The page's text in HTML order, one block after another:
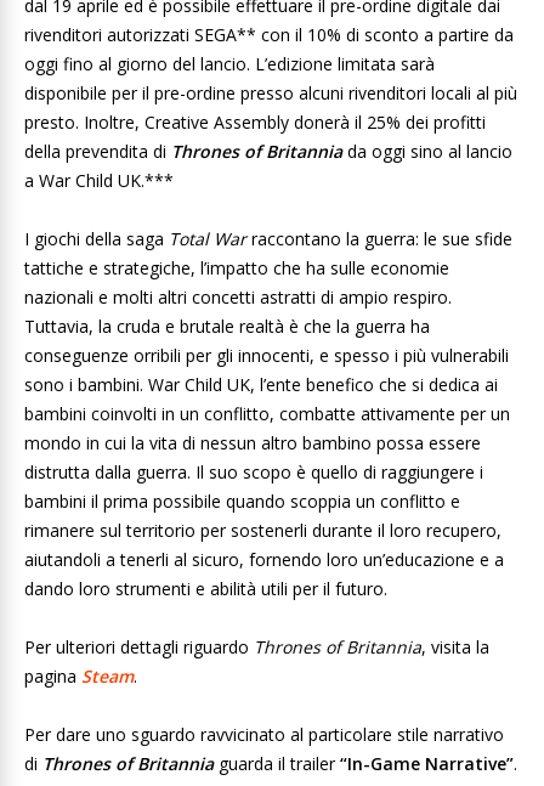
dal 19 aprile ed è possibile effettuare il pre-ordine digitale dai
rivenditori autorizzati SEGA** con il 10% di sconto a partire da
oggi fino al giorno del lancio. L’edizione limitata sarà
disponibile per il pre-ordine presso alcuni rivenditori locali al più
presto. Inoltre, Creative Assembly donerà il 25% dei profitti
della prevendita di Thrones of Britanniada oggi sino al lancio
a War Child UK.***
I giochi della saga Total Warraccontano la guerra: le sue sfide
tattiche e strategiche, l’impatto che ha sulle economie
nazionali e molti altri concetti astratti di ampio respiro.
Tuttavia, la cruda e brutale realtà è che la guerra ha
conseguenze orribili per gli innocenti, e spesso i più vulnerabili
sono i bambini. War Child UK, l’ente benefico che si dedica ai
bambini coinvolti in un conflitto, combatte attivamente per un
mondo in cui la vita di nessun altro bambino possa essere
distrutta dalla guerra. Il suo scopo è quello di raggiungere i
bambini il prima possibile quando scoppia un conflitto e
rimanere sul territorio per sostenerli durante il loro recupero,
aiutandoli a tenerli al sicuro, fornendo loro un’educazione e a
dando loro strumenti e abilità utili per il futuro.
Per ulteriori dettagli riguardo Thrones of Britannia, visita la
pagina Steam.
Per dare uno sguardo ravvicinato al particolare stile narrativo
di Thrones of Britanniaguarda il trailer“In-Game Narrative”.